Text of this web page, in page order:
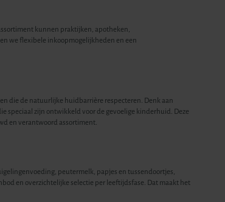
kunnen praktijken, apotheken,
we flexibele inkoopmogelijkheden en een
die de natuurlijke huidbarrière respecteren. Denk aan
speciaal zijn ontwikkeld voor de gevoelige kinderhuid. Deze
en verantwoord assortiment.
peutermelk, papjes en tussendoortjes,
en overzichtelijke selectie per leeftijdsfase. Dat maakt het